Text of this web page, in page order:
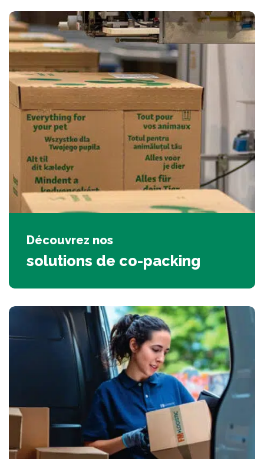
Découvrez nos
solutions de co-packing